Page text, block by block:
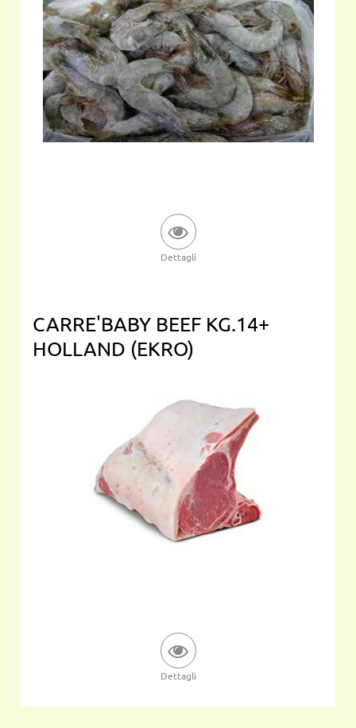
Dettagli
CARRE'BABY BEEF KG.14+
HOLLAND (EKRO)
Dettagli